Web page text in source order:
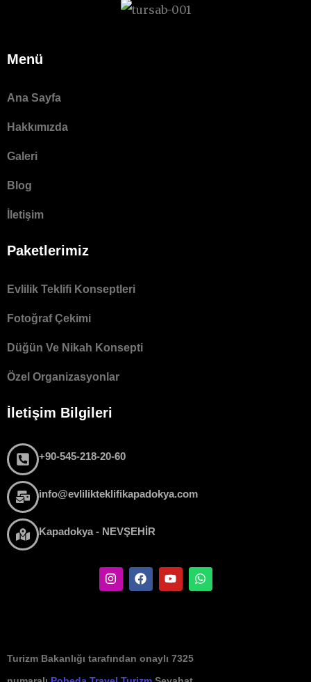
Menü
Ana Sayfa
Hakkımızda
Galeri
Blog
İletişim
Paketlerimiz
Evlilik Teklifi Konseptleri
Fotoğraf Çekimi
Düğün Ve Nikah Konsepti
Özel Organizasyonlar
İletişim Bilgileri
+90-545-218-20-60
info@evlilikteklifikapadokya.com
Kapadokya - NEVŞEHİR
Turizm Bakanlığı tarafından onaylı 7325